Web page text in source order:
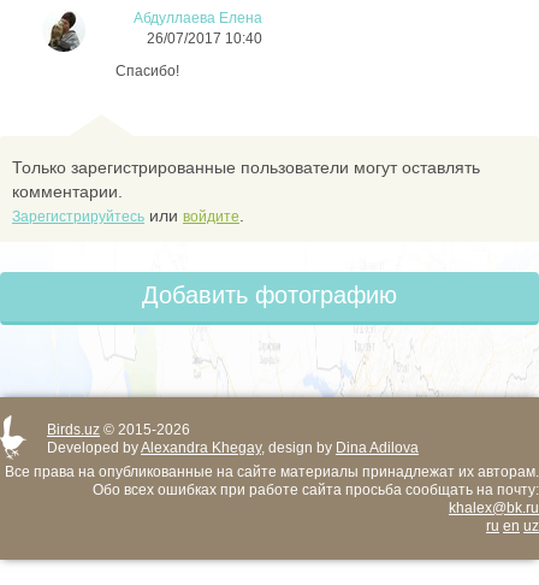
Абдуллаева Елена
26/07/2017 10:40
Спасибо!
Только зарегистрированные пользователи могут оставлять
комментарии.
Зарегистрируйтесь или войдите
Добавить фотографию
Birds.uz © 2015-2026
Developed byAlexandra Khegay, design by Dina Adilova
Все права на опубликованные на сайте материалы принадлежат их авторам.
Обо всех ошибках при работе сайта просьба сообщать на почту:
khalex@bk.ru
ru en uz